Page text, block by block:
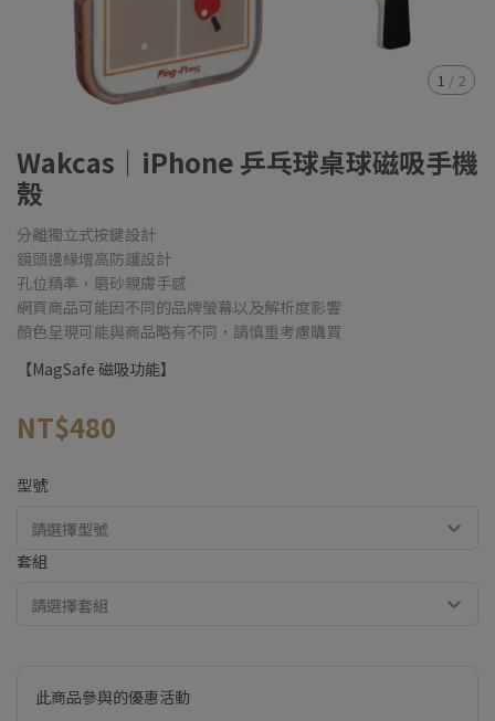
1 / 2
Wakcas｜iPhone 乒乓球桌球磁吸手機
殼
分離獨立式按鍵設計
鏡頭邊緣增高防護設計
孔位精準，磨砂親膚手感
網頁商品可能因不同的品牌螢幕以及解析度影響
顏色呈現可能與商品略有不同，請慎重考慮購買
【MagSafe 磁吸功能】
NT$480
型號
請選擇型號
套組
請選擇套組
此商品參與的優惠活動